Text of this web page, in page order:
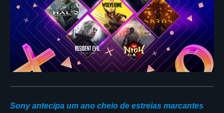
Sony antecipa um ano cheio de estreias marcantes